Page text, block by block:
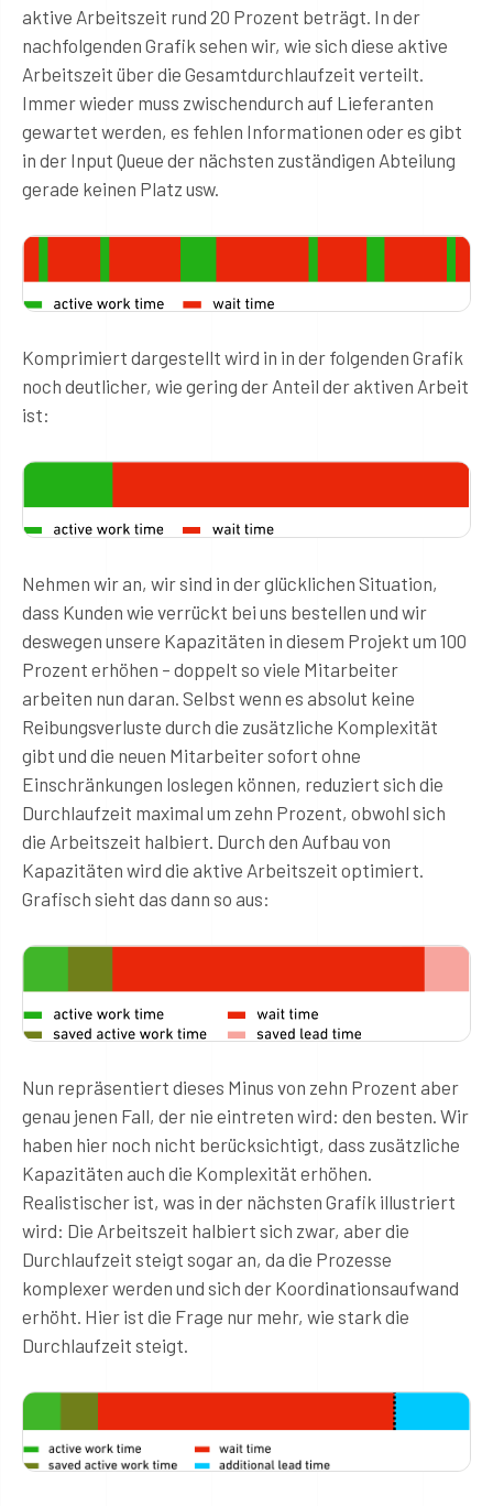
aktive Arbeitszeit rund 20 Prozent beträgt. In der
nachfolgenden Grafik sehen wir, wie sich diese aktive
Arbeitszeit über die Gesamtdurchlaufzeit verteilt.
Immer wieder muss zwischendurch auf Lieferanten
gewartet werden, es fehlen Informationen oder es gibt
in der Input Queue der nächsten zuständigen Abteilung
gerade keinen Platz usw.
Komprimiert dargestellt wird in in der folgenden Grafik
noch deutlicher, wie gering der Anteil der aktiven Arbeit
ist:
Nehmen wir an, wir sind in der glücklichen Situation,
dass Kunden wie verrückt bei uns bestellen und wir
deswegen unsere Kapazitäten in diesem Projekt um 100
Prozent erhöhen – doppelt so viele Mitarbeiter
arbeiten nun daran. Selbst wenn es absolut keine
Reibungsverluste durch die zusätzliche Komplexität
gibt und die neuen Mitarbeiter sofort ohne
Einschränkungen loslegen können, reduziert sich die
Durchlaufzeit maximal um zehn Prozent, obwohl sich
die Arbeitszeit halbiert. Durch den Aufbau von
Kapazitäten wird die aktive Arbeitszeit optimiert.
Grafisch sieht das dann so aus:
Nun repräsentiert dieses Minus von zehn Prozent aber
genau jenen Fall, der nie eintreten wird: den besten. Wir
haben hier noch nicht berücksichtigt, dass zusätzliche
Kapazitäten auch die Komplexität erhöhen.
Realistischer ist, was in der nächsten Grafik illustriert
wird: Die Arbeitszeit halbiert sich zwar, aber die
Durchlaufzeit steigt sogar an, da die Prozesse
komplexer werden und sich der Koordinationsaufwand
erhöht. Hier ist die Frage nur mehr, wie stark die
Durchlaufzeit steigt.